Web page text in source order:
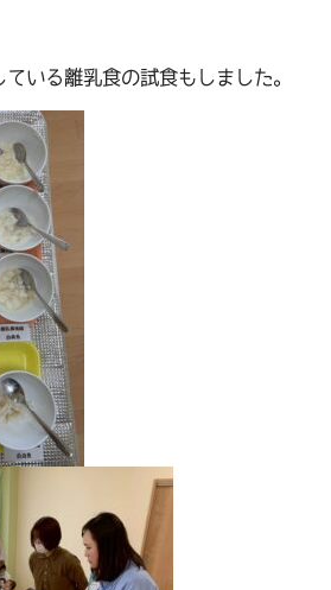
いる離乳食の試食もしました。